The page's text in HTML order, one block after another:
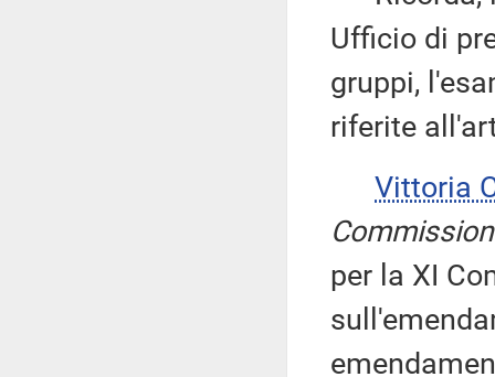
Ufficio di
gruppi,
riferite
Vittoria
per la XI